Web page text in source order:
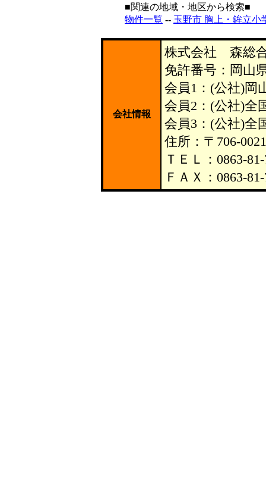
■関連の地域・地区から検索■
物件一覧 -- 玉野市 胸上・鉾立小
会社情報
株式会社 森総
免許番号：岡山
会員1：(公社)岡
会員2：(公社)全
会員3：(公社)全
住所：〒
ＴＥＬ：0863-
ＦＡＸ：